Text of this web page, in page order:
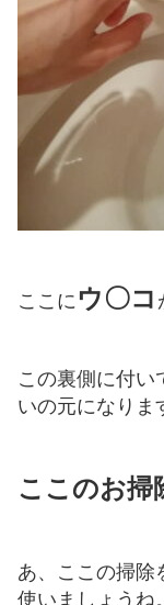
ここに ウ〇コ
この裏側に付い
いの元になりま
ここのお掃
あ、ここの掃除
使いましょうね。